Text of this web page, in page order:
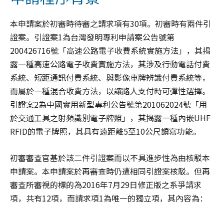
本申請案於初審時待審之請求項有30項。初審時有兩件引
證案。引證案1為台灣發明專利申請案公告號第
200426716號「高速公路電子收費系統實施方法」，其揭
露一種高速公路電子收費實施方法，其涉及行動電話付費
系統、短距通訊付費系統、與影像車牌辨識付費系統等，
而屬於一種混合收費方法，以讓路人支付時可彈性選擇。
引證案2為中國實用新型專利公告號第201062024號「用
於交通工具之射頻識別電子牌照」，其揭露一種內嵌UHF
RFID的電子牌照，其具有遠距離5至10公尺讀寫功能。
初審審查官基於該二件引證案而以不具進步性為由核駁本
申請案。本申請案於再審查時仍遭相同引證案核駁。但再
審查所審視的標的為2016年7月29日修正版之系爭請求
項，共有12項，而請求項1為唯一的獨立項，其內容為：